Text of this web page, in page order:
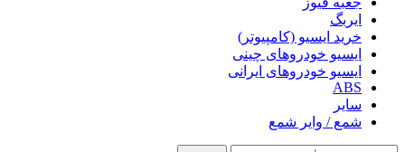
ایربگ
خرید ایسیو (کامپیوتر)
ایسیو خودروهای چینی
ایسیو خودروهای ایرانی
ABS
سایر
شمع / وایر شمع